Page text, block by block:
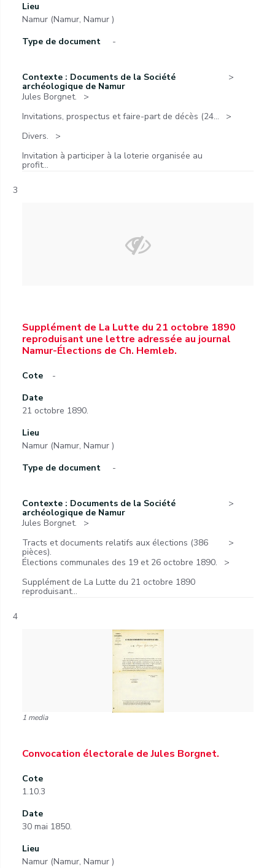
Lieu
Namur (Namur, Namur )
Type de document
-
Contexte : Documents de la Société
archéologique de Namur
Jules Borgnet.
Invitations, prospectus et faire-part de décès (24...
Divers.
Invitation à participer à la loterie organisée au
profit...
3
Supplément de La Lutte du 21 octobre 1890
reproduisant une lettre adressée au journal
Namur-Élections de Ch. Hemleb.
Cote
-
Date
21 octobre 1890.
Lieu
Namur (Namur, Namur )
Type de document
-
Contexte : Documents de la Société
archéologique de Namur
Jules Borgnet.
Tracts et documents relatifs aux élections (386
pièces).
Élections communales des 19 et 26 octobre 1890.
Supplément de La Lutte du 21 octobre 1890
reproduisant...
4
1 media
Convocation électorale de Jules Borgnet.
Cote
1.10.3
Date
30 mai 1850.
Lieu
Namur (Namur, Namur )